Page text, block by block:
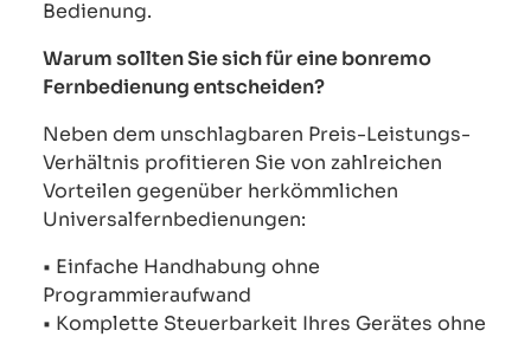
Bedienung.
Warum sollten Sie sich für eine bonremo
Fernbedienung entscheiden?
Neben dem unschlagbaren Preis-Leistungs-
Verhältnis profitieren Sie von zahlreichen
Vorteilen gegenüber herkömmlichen
Universalfernbedienungen:
• Einfache Handhabung ohne
Programmieraufwand
• Komplette Steuerbarkeit Ihres Gerätes ohne